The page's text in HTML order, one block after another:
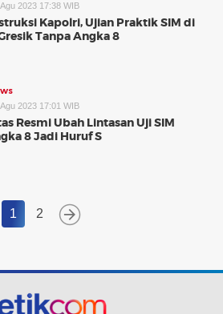
2023 17:38 WIB
Kapolri, Ujian Praktik SIM di
Tanpa Angka 8
2023 17:01 WIB
Resmi Ubah Lintasan Uji SIM
8 Jadi Huruf S
1 2